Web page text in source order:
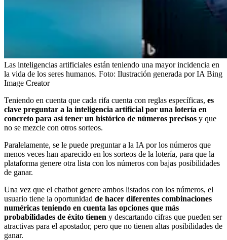
Las inteligencias artificiales están teniendo una mayor incidencia en
la vida de los seres humanos. Foto: Ilustración generada por IA Bing
Image Creator
Teniendo en cuenta que cada rifa cuenta con reglas específicas, es
clave preguntar a la inteligencia artificial por una lotería en
concreto para así tener un histórico de números precisos y que
no se mezcle con otros sorteos.
Paralelamente, se le puede preguntar a la IA por los números que
menos veces han aparecido en los sorteos de la lotería, para que la
plataforma genere otra lista con los números con bajas posibilidades
de ganar.
Una vez que el chatbot genere ambos listados con los números, el
usuario tiene la oportunidad de hacer diferentes combinaciones
numéricas teniendo en cuenta las opciones que más
probabilidades de éxito tienen y descartando cifras que pueden ser
atractivas para el apostador, pero que no tienen altas posibilidades de
ganar.